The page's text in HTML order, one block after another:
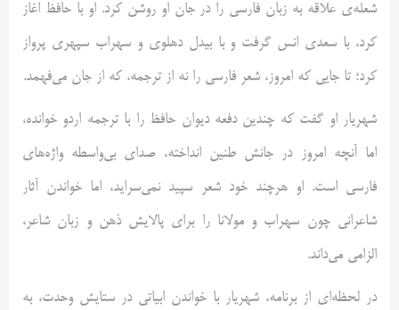
شعله‌ی علاقه به زبان فارسی را در جان او روشن کرد. او با حافظ اغاز
کرد، با سعدی انس گرفت و با بیدل دهلوی و سهراب سپهری پرواز
کرد؛ تا جایی که امروز، شعر فارسی را نه از ترجمه، که از جان می‌فهمد.
شهریار او گفت که چندین دفعه دیوان حافظ را با ترجمه‌ اردو خوانده،
اما آنچه امروز در جانش طنین انداخته، صدای بی‌واسطه‌ واژه‌های
فارسی است. او هرچند خود شعر سپید نمی‌سراید، اما خواندن آثار
شاعرانی چون سهراب و مولانا را برای پالایش ذهن و زبان شاعر،
الزامی می‌داند.
در لحظه‌ای از برنامه، شهریار با خواندن ابیاتی در ستایش وحدت، به